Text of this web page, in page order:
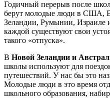
Годичный перерыв после
берут молодые люди в США,
Зеландии, Румынии, Израиле
каждой существуют свои
такого «отпуска».
В Новой Зеландии и
школы используют для
путешествий. У нас бы это
Молодые люди в это время
школьного образования,